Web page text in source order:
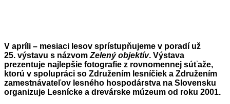
V apríli – mesiaci lesov sprístupňujeme v poradí už
25. výstavu s názvom Zelený objektív. Výstava
prezentuje najlepšie fotografie z rovnomennej súťaže,
ktorú v spolupráci so Združením lesníčiek a Združením
zamestnávateľov lesného hospodárstva na Slovensku
organizuje Lesnícke a drevárske múzeum od roku 2001.